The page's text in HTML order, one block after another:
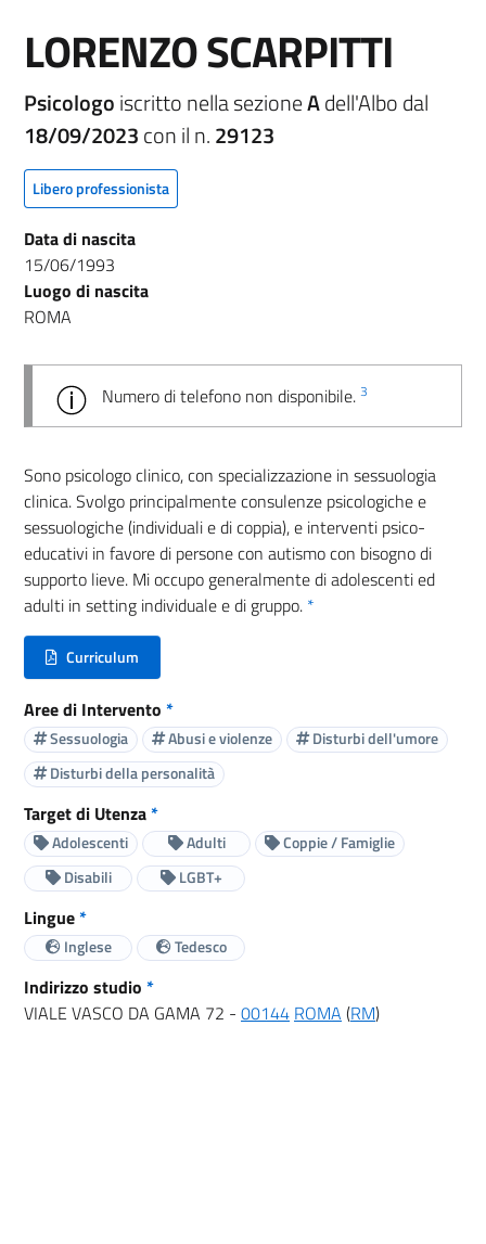
LORENZO SCARPITTI
Psicologoiscritto nella sezioneAdell'Albo dal
18/09/2023con il n.29123
Libero professionista
Data di nascita
15/06/1993
Luogo di nascita
ROMA
Numero di telefono non disponibile. 3
Sono psicologo clinico, con specializzazione in sessuologia
clinica. Svolgo principalmente consulenze psicologiche e
sessuologiche (individuali e di coppia), e interventi psico-
educativi in favore di persone con autismo con bisogno di
supporto lieve. Mi occupo generalmente di adolescenti ed
adulti in setting individuale e di gruppo. *
Curriculum
(nuova scheda - new tab)
Aree di Intervento *
Sessuologia Abusi e violenze
Disturbi dell'umore
Disturbi della personalità
Target di Utenza*
Adolescenti Adulti
Coppie / Famiglie
Disabili
LGBT+
Lingue*
Inglese Tedesco
Indirizzo studio *
VIALE VASCO DA GAMA 72 - 00144 ROMA (RM)